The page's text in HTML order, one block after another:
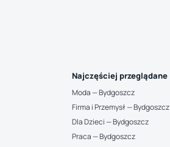
Najczęściej przeglądane
Moda — Bydgoszcz
Firma i Przemysł — Bydgoszcz
Dla Dzieci — Bydgoszcz
Praca — Bydgoszcz